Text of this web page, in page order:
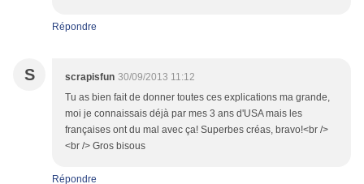
Répondre
S scrapisfun 30/09/2013 11:12
Tu as bien fait de donner toutes ces explications ma grande,
moi je connaissais déjà par mes 3 ans d'USA mais les
françaises ont du mal avec ça! Superbes créas, bravo!<br />
<br /> Gros bisous
Répondre